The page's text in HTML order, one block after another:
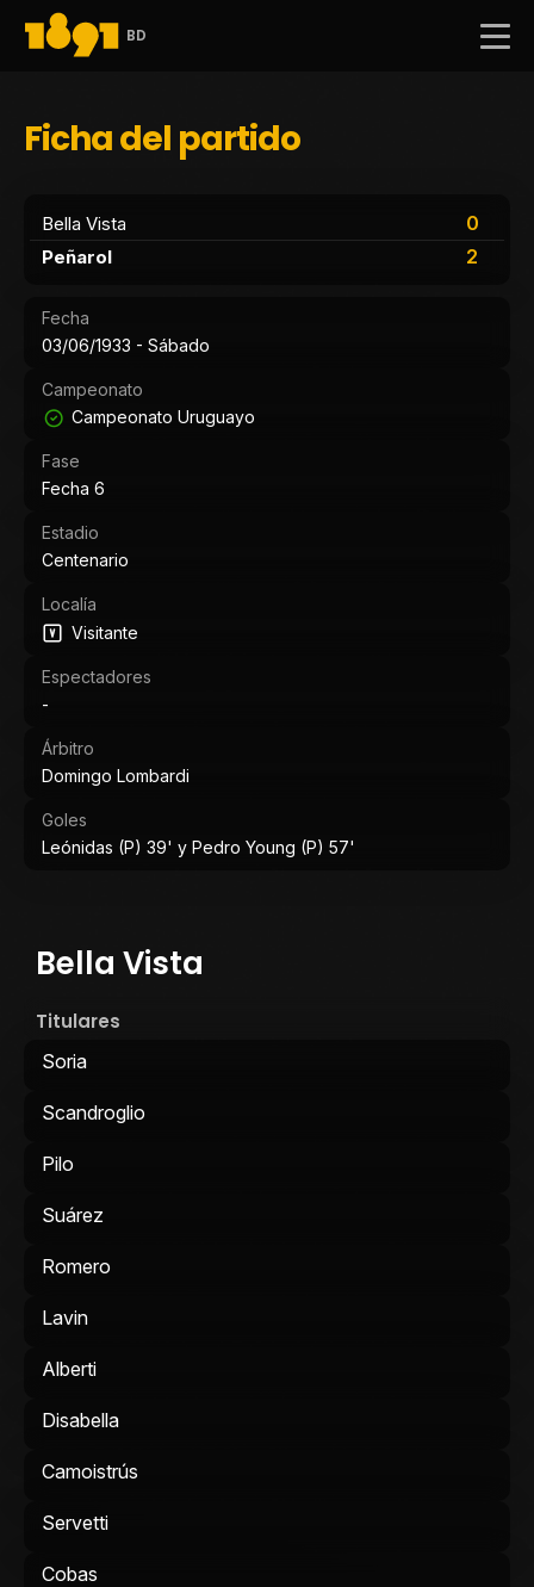
BD
Ficha del partido
Bella Vista
0
2
Peñarol
Fecha
03/06/1933 - Sábado
Campeonato
Campeonato Uruguayo
Fase
Fecha 6
Estadio
Centenario
Localía
Visitante
Espectadores
-
Árbitro
Domingo Lombardi
Goles
Leónidas (P) 39' y Pedro Young (P) 57'
Bella Vista
Titulares
Soria
Scandroglio
Pilo
Suárez
Romero
Lavin
Alberti
Disabella
Camoistrús
Servetti
Cobas